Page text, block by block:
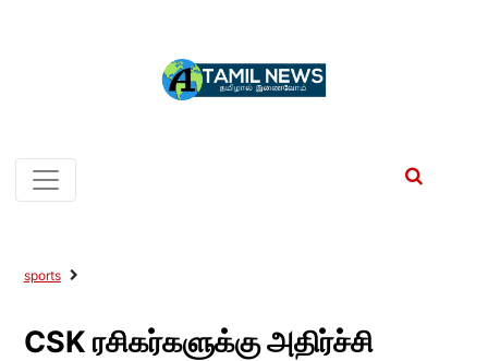
sports
CSK ரசிகர்களுக்கு அதிர்ச்சி